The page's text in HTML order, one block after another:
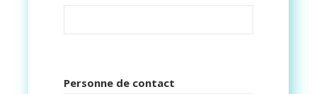
Personne de contact